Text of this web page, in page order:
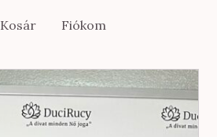
Kosár Fiókom